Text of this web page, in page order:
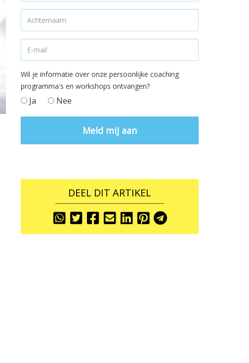
Wil je informatie over onze persoonlijke coaching
programma's en workshops ontvangen?
Ja Nee
DEEL DIT ARTIKEL
Share
Share
Share
Share
Share ShareShare